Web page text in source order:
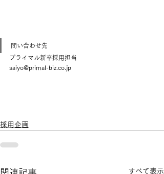
問い合わせ先
プライマル新卒採用担当
saiyo@primal-biz.co.jp
採用企画
すべて表示